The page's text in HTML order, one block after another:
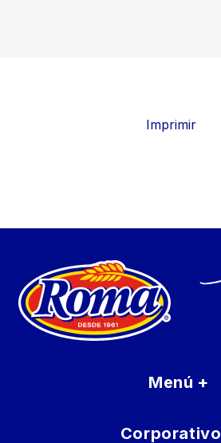
Imprimir
Menú +
Corporativo